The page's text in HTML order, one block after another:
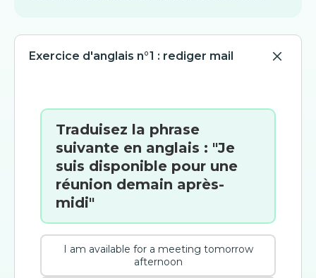
Exercice d'anglais n°1 : rediger mail
Traduisez la phrase
suivante en anglais : "Je
suis disponible pour une
réunion demain après-
midi"
I am available for a meeting tomorrow
afternoon